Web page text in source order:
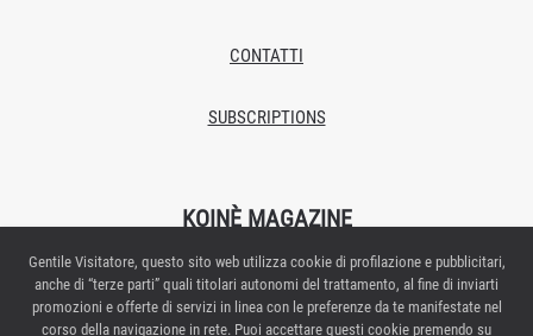
CONTATTI
SUBSCRIPTIONS
KOINÈ MAGAZINE
Proprietario/editore: Italian Exhibition Group S.p.A.
Autorizzazione del Tribunale di Rimini n.269 del 08/02/2018
Redazione: Via Emilia 155 – 47921 Rimini
Gentile Visitatore, questo sito web utilizza cookie di profilazione e pubblicitari,
anche di “terze parti” quali titolari autonomi del trattamento, al fine di inviarti
promozioni e offerte di servizi in linea con le preferenze da te manifestate nel
corso della navigazione in rete. Puoi accettare questi cookie premendo su